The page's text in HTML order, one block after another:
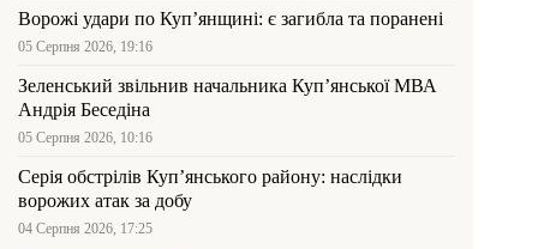
Ворожі удари по Куп’янщині: є загибла та поранені
05 Серпня 2026, 19:16
Зеленський звільнив начальника Купʼянської МВА
Андрія Беседіна
05 Серпня 2026, 10:16
Серія обстрілів Куп’янського району: наслідки
ворожих атак за добу
04 Серпня 2026, 17:25